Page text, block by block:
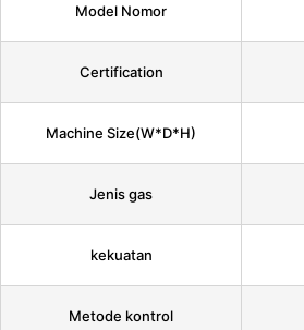
Model Nomor
Certification
Machine Size(W*D*H)
Jenis gas
kekuatan
Metode kontrol